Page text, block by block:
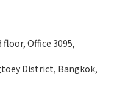
floor, Office 3095,
District, Bangkok,